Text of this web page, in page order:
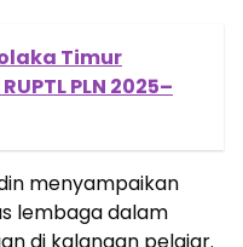
Timur
PLN 2025–
menyampaikan
lembaga dalam